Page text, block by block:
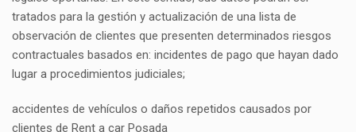
tratados para la gestión y actualización de una lista de
observación de clientes que presenten determinados riesgos
contractuales basados en: incidentes de pago que hayan dado
lugar a procedimientos judiciales;
accidentes de vehículos o daños repetidos causados por
clientes de Rent a car Posada